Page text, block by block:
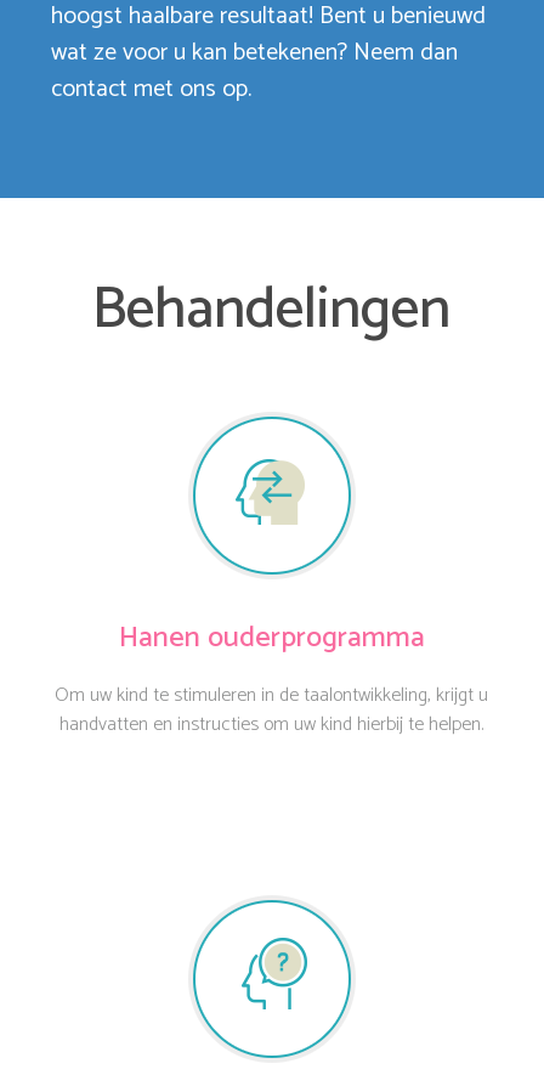
hoogst haalbare resultaat! Bent u benieuwd
wat ze voor u kan betekenen? Neem dan
contact met ons op.
Behandelingen
Hanen ouderprogramma
Om uw kind te stimuleren in de taalontwikkeling, krijgt u
handvatten en instructies om uw kind hierbij te helpen.